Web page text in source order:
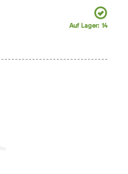
Auf Lager: 14